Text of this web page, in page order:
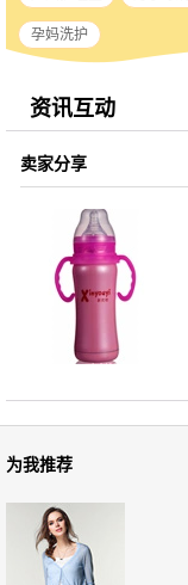
孕妈洗护
资讯互动
卖家分享
为我推荐